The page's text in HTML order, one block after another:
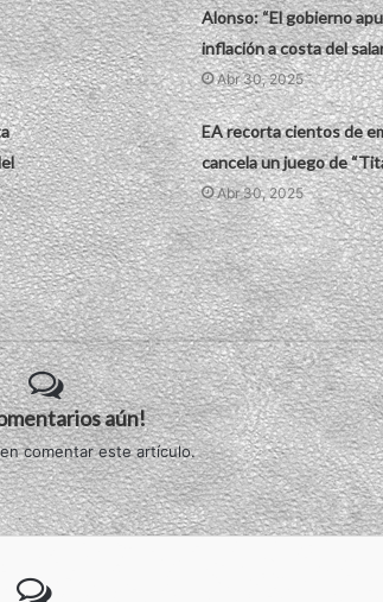
Alonso: “El gobierno
inflación a costa del
Abr 30, 2025
EA recorta cientos de
cancela un juego de
Abr 30, 2025
aún!
comentar este artículo.